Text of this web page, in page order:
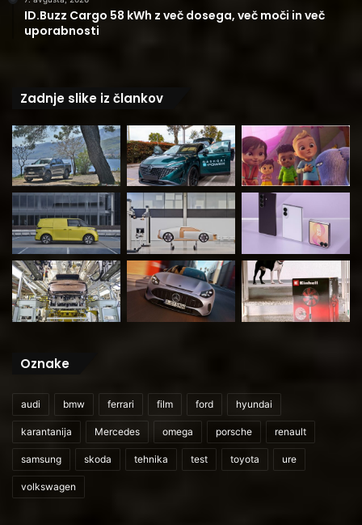
ID.Buzz Cargo 58 kWh z več dosega, več moči in več
uporabnosti
Zadnje slike iz člankov
Oznake
audi bmw ferrari film ford hyundai
karantanija Mercedes omega porsche renault
samsung skoda tehnika test toyota ure
volkswagen